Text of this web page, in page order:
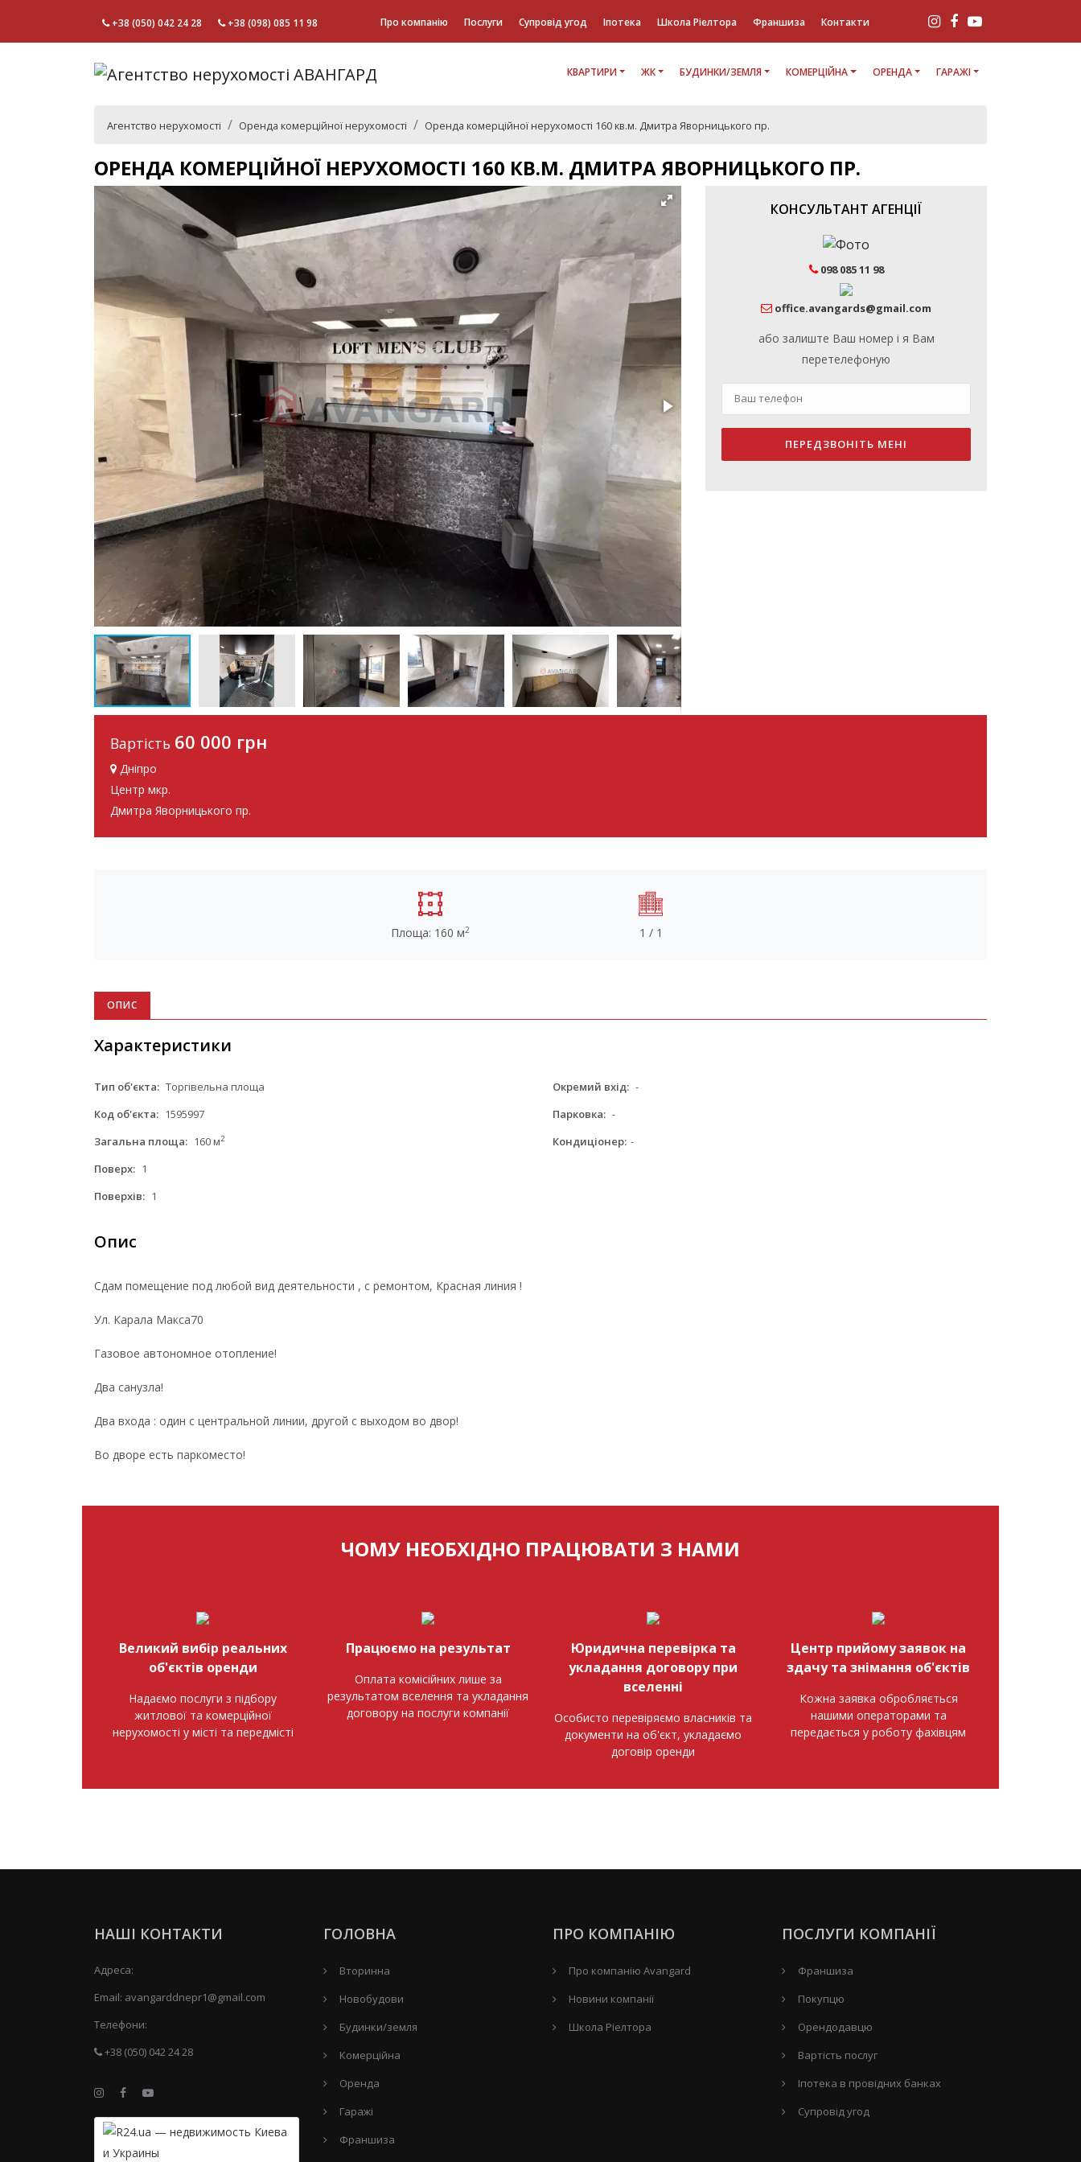
+38 (050) 042 24 28 +38 (098) 085 11 98 Про компанію Послуги Супровід угод Іпотека Школа Ріелтора Франшиза Контакти
КВАРТИРИ ЖК БУДИНКИ/ЗЕМЛЯ КОМЕРЦІЙНА ОРЕНДА ГАРАЖІ
Агентство нерухомості Оренда комерційної нерухомості Оренда комерційної нерухомості 160 кв.м. Дмитра Яворницького пр.
ОРЕНДА КОМЕРЦІЙНОЇ НЕРУХОМОСТІ 160 КВ.М. ДМИТРА ЯВОРНИЦЬКОГО ПР.
КОНСУЛЬТАНТ АГЕНЦІЇ
098 085 11 98
office.avangards@gmail.com
або залиште Ваш номер і я Вам
перетелефоную
ПЕРЕДЗВОНІТЬ МЕНІ
Вартість 60 000 грн
Дніпро
Центр мкр.
Дмитра Яворницького пр.
Площа: 160 м2 1 / 1
ОПИС
Характеристики
Тип об'єкта: Торгівельна площа
Код об'єкта: 1595997
Загальна площа: 160 м2
Поверх: 1
Поверхів: 1
Окремий вхід: -
Парковка: -
Кондиціонер: -
Опис
Сдам помещение под любой вид деятельности , с ремонтом, Красная линия !
Ул. Карала Макса70
Газовое автономное отопление!
Два санузла!
Два входа : один с центральной линии, другой с выходом во двор!
Во дворе есть паркоместо!
ЧОМУ НЕОБХІДНО ПРАЦЮВАТИ З НАМИ
Великий вибір реальних
об'єктів оренди
Надаємо послуги з підбору
житлової та комерційної
нерухомості у місті та передмісті
Працюємо на результат
Оплата комісійних лише за
результатом вселення та укладання
договору на послуги компанії
Юридична перевірка та
укладання договору при
вселенні
Особисто перевіряємо власників та
документи на об'єкт, укладаємо
договір оренди
Центр прийому заявок на
здачу та знімання об'єктів
Кожна заявка обробляється
нашими операторами та
передається у роботу фахівцям
НАШІ КОНТАКТИ
Адреса:
Email: avangarddnepr1@gmail.com
Телефони:
+38 (050) 042 24 28
ГОЛОВНА
Вторинна
Новобудови
Будинки/земля
Комерційна
Оренда
Гаражі
Франшиза
ПРО КОМПАНІЮ
Про компанію Avangard
Новини компанії
Школа Ріелтора
ПОСЛУГИ КОМПАНІЇ
Франшиза
Покупцю
Орендодавцю
Вартість послуг
Іпотека в провідних банках
Супровід угод